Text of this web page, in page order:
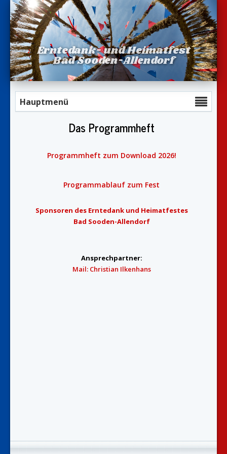
Erntedank- und Heimatfest
Bad Sooden-Allendorf
Hauptmenü
Das Programmheft
Programmheft zum Download 2026!
Programmablauf zum Fest
Sponsoren des Erntedank und Heimatfestes
Bad Sooden-Allendorf
Ansprechpartner:
Mail: Christian Ilkenhans